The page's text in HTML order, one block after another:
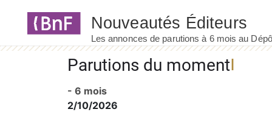
Parutions du moment
- 6 mois
2/10/2026